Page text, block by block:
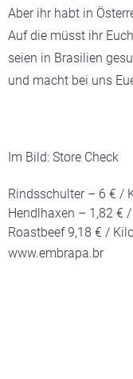
Aber ihr habt in
Auf die müsst ihr
seien in Brasilien
und macht bei uns
Im Bild: Store Check
Rindsschulter – 6 € /
Hendlhaxen – 1,82 €
Roastbeef 9,18 € /
www.embrapa.br